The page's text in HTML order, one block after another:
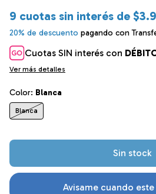
Cuotas SIN interés con
9 cuotas sin interés de
20% de descuento pagando con
Ver más detalles
Color: Blanca
Blanca
Avisame cuando